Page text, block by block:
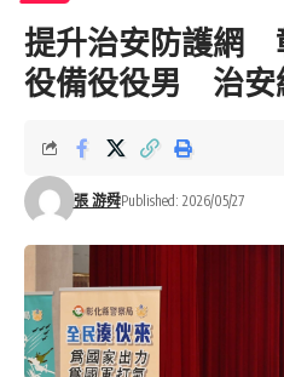
提升治安防護網
役備役役男 治安
張 游舜Published: 2026/05/27